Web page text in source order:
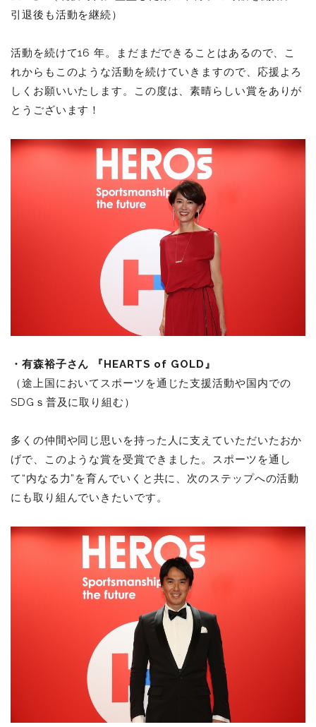
引退後も活動を継続）
活動を続けて16 年。まだまだできることはあるので、こ
れからもこのような活動を続けていきますので、応援よろ
しくお願いいたします。この度は、素晴らしい賞をありが
とうございます！
・有森裕子さん 『HEARTS of GOLD』
（途上国においてスポーツを通じた支援活動や国内での
SDGｓ普及に取り組む）
多くの仲間や同じ思いを持った人に支えていただいたおか
げで、このような賞を受賞できました。スポーツを通し
て“内なる力”を育んでいくと共に、次のステップへの活動
にも取り組んでいきたいです。